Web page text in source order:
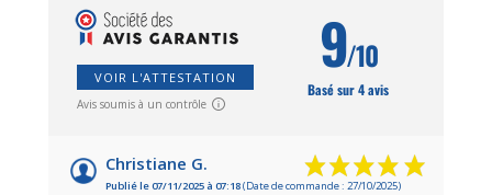
VOIR L'ATTESTATION
Avis soumis à un contrôle
9/10
Basé sur 4 avis
Christiane G.
Publié le 07/11/2025 à 07:18(Date de commande : 27/10/2025)